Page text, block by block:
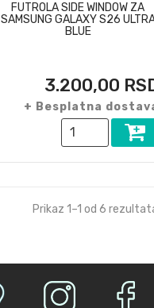
FUTROLA SIDE WINDOW ZA
SAMSUNG GALAXY S26
BLUE
3.200,00
+ Besplatna
Prikaz 1–1 od 6